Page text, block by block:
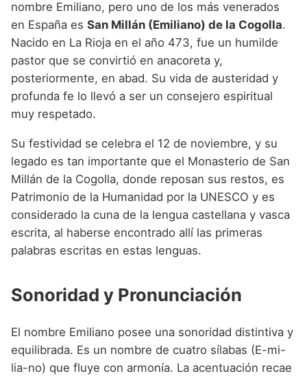
nombre Emiliano, pero uno de los más venerados
en España es San Millán (Emiliano) de la Cogolla.
Nacido en La Rioja en el año 473, fue un humilde
pastor que se convirtió en anacoreta y,
posteriormente, en abad. Su vida de austeridad y
profunda fe lo llevó a ser un consejero espiritual
muy respetado.
Su festividad se celebra el 12 de noviembre, y su
legado es tan importante que el Monasterio de San
Millán de la Cogolla, donde reposan sus restos, es
Patrimonio de la Humanidad por la UNESCO y es
considerado la cuna de la lengua castellana y vasca
escrita, al haberse encontrado allí las primeras
palabras escritas en estas lenguas.
Sonoridad y Pronunciación
El nombre Emiliano posee una sonoridad distintiva y
equilibrada. Es un nombre de cuatro sílabas (E-mi-
lia-no) que fluye con armonía. La acentuación recae